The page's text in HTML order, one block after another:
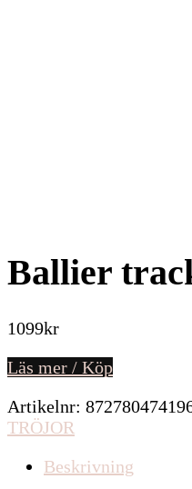
Ballier
1099kr
Läs mer / Köp
Artikelnr:
TRÖJOR
Beskrivning